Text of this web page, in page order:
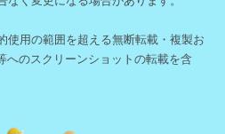
使用の範囲を超える無断転載・複製お
へのスクリーンショットの転載を含